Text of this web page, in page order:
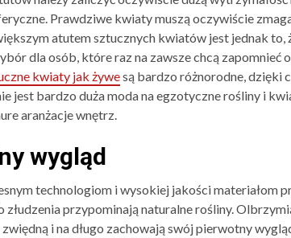
Prawdziwe kwiaty muszą oczywiście
atutem sztucznych kwiatów jest jednak to,
dla osób, które raz na zawsze chcą zapomnieć
kwiaty jak żywesą bardzo różnorodne, dzięki
jest bardzo duża moda na egzotyczne rośliny i
aranżacje wnętrz.
wygląd
technologiom i wysokiej jakości materiałom
złudzenia przypominają naturalne rośliny.
i na długo zachowają swój pierwotny